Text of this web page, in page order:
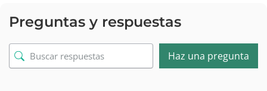
Preguntas y respuestas
Haz una pregunta